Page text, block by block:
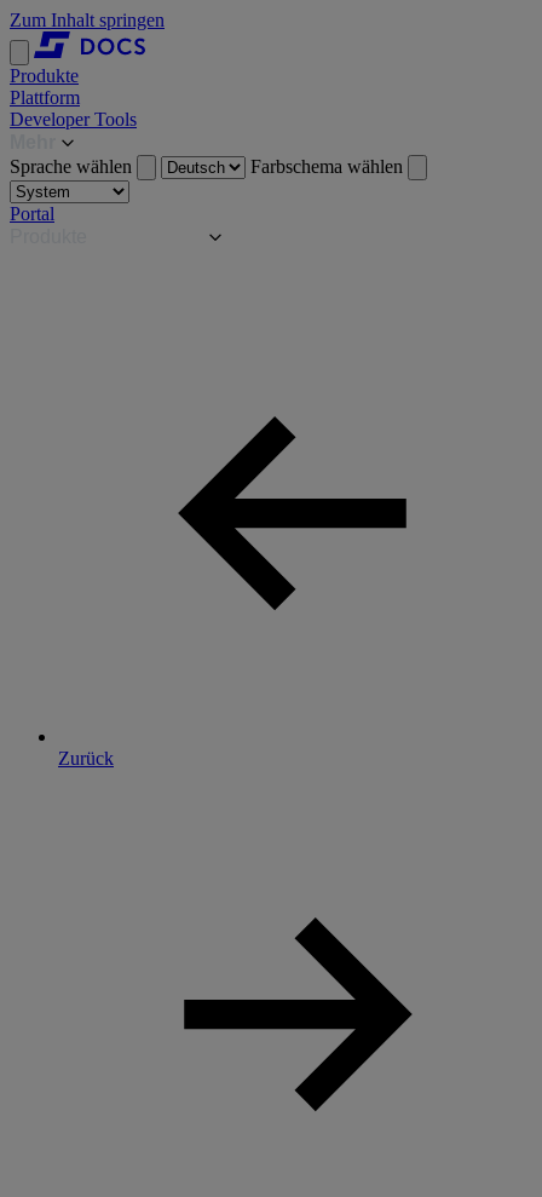
Zum Inhalt springen
Produkte
Plattform
Developer Tools
Sprache wählen
Farbschema wählen
Portal
Zurück